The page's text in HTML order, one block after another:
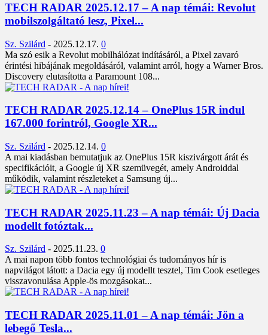
TECH RADAR 2025.12.17 – A nap témái: Revolut
mobilszolgáltató lesz, Pixel...
Sz. Szilárd - 2025.12.17. 0
Ma szó esik a Revolut mobilhálózat indításáról, a Pixel zavaró
érintési hibájának megoldásáról, valamint arról, hogy a Warner Bros.
Discovery elutasította a Paramount 108...
TECH RADAR 2025.12.14 – OnePlus 15R indul
167.000 forintról, Google XR...
Sz. Szilárd - 2025.12.14. 0
A mai kiadásban bemutatjuk az OnePlus 15R kiszivárgott árát és
specifikációit, a Google új XR szemüvegét, amely Androiddal
működik, valamint részleteket a Samsung új...
TECH RADAR 2025.11.23 – A nap témái: Új Dacia
modellt fotóztak...
Sz. Szilárd - 2025.11.23. 0
A mai napon több fontos technológiai és tudományos hír is
napvilágot látott: a Dacia egy új modellt tesztel, Tim Cook esetleges
visszavonulása Apple-ös mozgásokat...
TECH RADAR 2025.11.01 – A nap témái: Jön a
lebegő Tesla...